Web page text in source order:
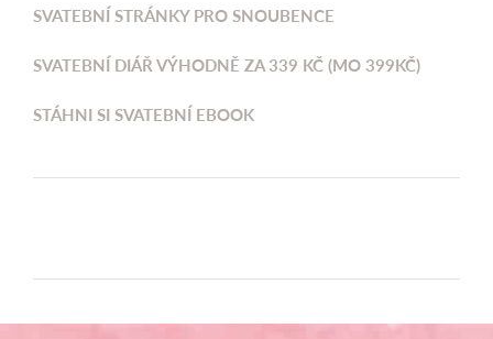
SVATEBNÍ STRÁNKY PRO SNOUBENCE
SVATEBNÍ DIÁŘ VÝHODNĚ ZA 339 KČ (MO 399KČ)
STÁHNI SI SVATEBNÍ EBOOK